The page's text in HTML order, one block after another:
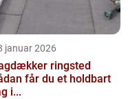
januar 2026
ringsted
får du et holdbart
i...